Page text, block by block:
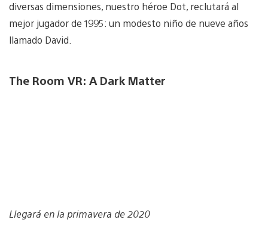
diversas dimensiones, nuestro héroe Dot, reclutará al
mejor jugador de 1995: un modesto niño de nueve años
llamado David.
The Room VR: A Dark Matter
Llegará en la primavera de 2020